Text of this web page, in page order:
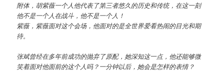
附体，胡紫薇一个人他代表了第三者悠久的历史和传统，在这一刻
他不是一个人在战斗，他不是一个人！
紫薇，紫薇面对这个会场，他面对的是全世界爱看热闹的目光和期
待。
张斌曾经在多年前成功的抛弃了原配，她深知这一点，他还能够微
笑着面对他面前的这个人吗？一分钟以后，她会是怎样的表情？